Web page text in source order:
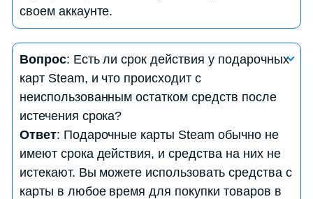
своем аккаунте.
Вопрос: Как проверить баланс на моей
подарочной карте Steam?
Ответ : Для проверки баланса на вашей
подарочной карте Steam, выполните следующие
шаги:
— Зайдите в свой аккаунт Steam.
— В верхнем правом углу страницы вы увидите
свой баланс в денежных единицах.
Вопрос: Есть ли срок действия у подарочных
карт Steam, и что происходит с
неиспользованным остатком средств после
истечения срока?
Ответ: Подарочные карты Steam обычно не
имеют срока действия, и средства на них не
истекают. Вы можете использовать средства с
карты в любое время для покупки товаров в